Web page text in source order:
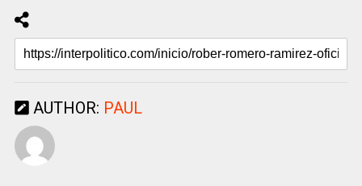
AUTHOR: PAUL